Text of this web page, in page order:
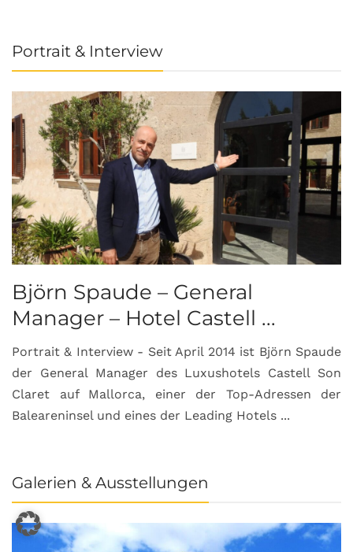
Portrait & Interview
Björn Spaude – General
Manager – Hotel Castell ...
Portrait & Interview - Seit April 2014 ist Björn Spaude
der General Manager des Luxushotels Castell Son
Claret auf Mallorca, einer der Top-Adressen der
Baleareninsel und eines der Leading Hotels ...
Galerien & Ausstellungen